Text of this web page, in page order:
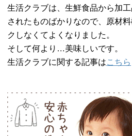
生活クラブは、生鮮食品から加
されたものばかりなので、原材
クしなくてよくなりました。
そして何より…美味しいです。
生活クラブに関する記事はこちら